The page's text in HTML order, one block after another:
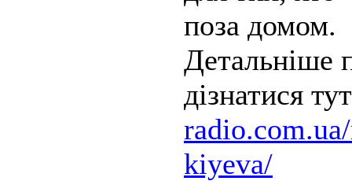
поза домом.
Детальніше
дізнатися
kiyeva/